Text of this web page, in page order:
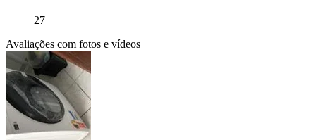
27
Avaliações com fotos e vídeos